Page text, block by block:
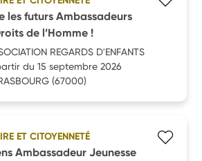
les futurs Ambassadeurs
de l’Homme !
REGARDS D'ENFANTS
du 15 septembre 2026
(67000)
ET CITOYENNETÉ
Ambassadeur Jeunesse